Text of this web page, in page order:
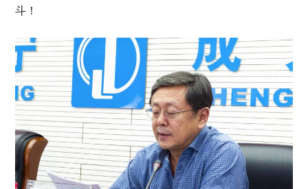
斗！